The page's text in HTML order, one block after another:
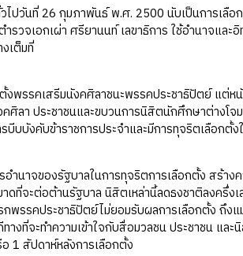
ไปวันที่ 26 กุมภาพันธ์ พ.ศ. 2500 นับเป็นการเลื
รวจเอกเผ่า ศรียานนท์ เลขาธิการ ใช้อำนาจแล
เต็มที่
งพรรคเสรีมนังคศิลาชนะพรรคประชาธิปัตย์ แต่
ศิลา ประชาชนและขบวนการนิสิตนักศึกษาต่างโ
บีบบังคับข้าราชการประจำและมีการทุจริตเลือกตั้
ำนาจของรัฐบาลในการทุจริตการเลือกตั้ง สร้า
ดที่จะต่อต้านรัฐบาล นิสิตเหล่านี้ลดธงชาติลงครึ่ง
พรรคประชาธิปัตย์ไม่ยอมรับผลการเลือกตั้ง ถึง
างที่จะทำความเข้าใจกับสื่อมวลชน ประชาชน แ
1 สัปดาห์หลังการเลือกตั้ง